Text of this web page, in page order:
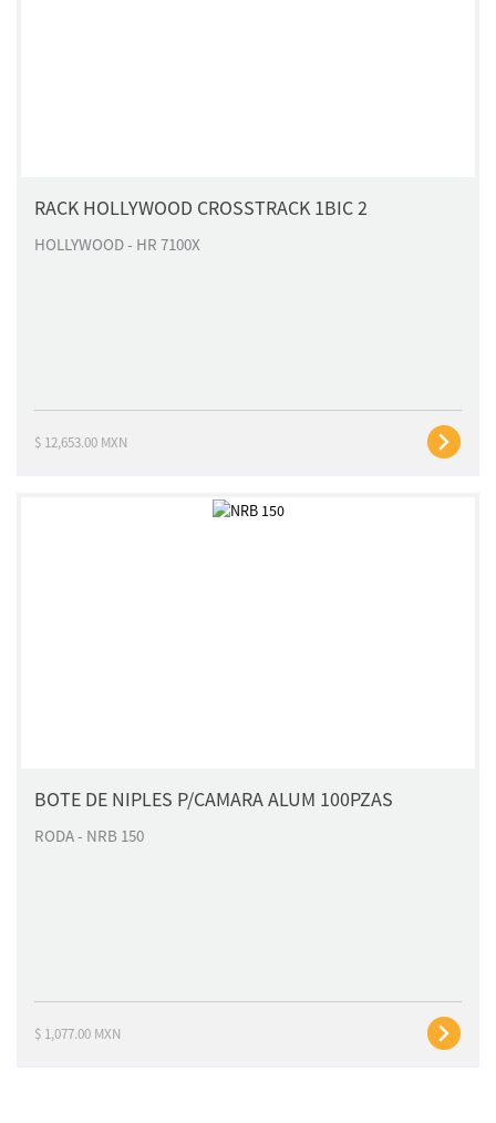
RACK HOLLYWOOD CROSSTRACK 1BIC 2
HOLLYWOOD - HR 7100X
$ 12,653.00 MXN
BOTE DE NIPLES P/CAMARA ALUM 100PZAS
RODA - NRB 150
$ 1,077.00 MXN